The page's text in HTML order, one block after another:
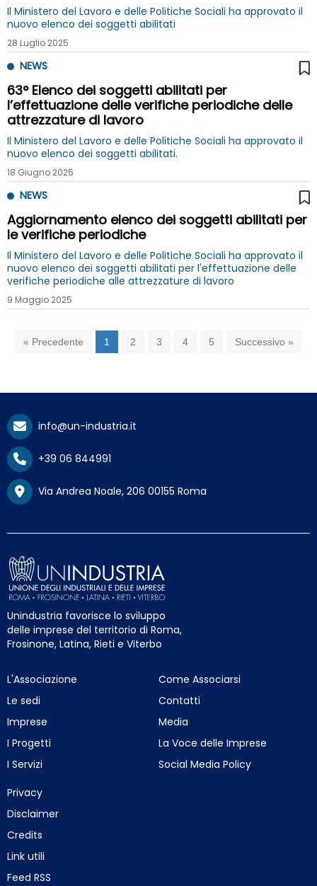
Il Ministero del Lavoro e delle Politiche Sociali ha approvato il
nuovo elenco dei soggetti abilitati
28 Luglio 2025
NEWS
63° Elenco dei soggetti abilitati per
l’effettuazione delle verifiche periodiche delle
attrezzature di lavoro
Il Ministero del Lavoro e delle Politiche Sociali ha approvato il
nuovo elenco dei soggetti abilitati.
18 Giugno 2025
NEWS
Aggiornamento elenco dei soggetti abilitati per
le verifiche periodiche
Il Ministero del Lavoro e delle Politiche Sociali ha approvato il
nuovo elenco dei soggetti abilitati per l'effettuazione delle
verifiche periodiche alle attrezzature di lavoro
9 Maggio 2025
« Precedente 1 2 3 4 5 Successivo »
info@un-industria.it
+39 06 844991
Via Andrea Noale, 206 00155 Roma
Unindustria favorisce lo sviluppo
delle imprese del territorio di Roma,
Frosinone, Latina, Rieti e Viterbo
L'Associazione
Le sedi
Imprese
I Progetti
I Servizi
Come Associarsi
Contatti
Media
La Voce delle Imprese
Social Media Policy
Privacy
Disclaimer
Credits
Link utili
Feed RSS